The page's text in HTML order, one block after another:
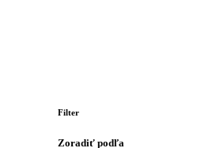
Filter
Zoradiť podľa